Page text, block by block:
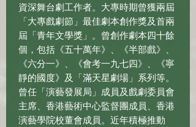
資深舞台劇工作者。大專時期曾獲兩屆
「大專戲劇節」最佳劇本創作獎及首兩
屆「青年文學獎」。曾創作劇本四十餘
個，包括《五十萬年》、《半部戲》、
《六分一》、《會考一九七四》、《寧
靜的國度》及「滿天星劇場」系列等。
曾任「演藝發展局」成員及戲劇委員會
主席、香港藝術中心監督團成員、香港
演藝學院校董會成員。近年積極推動